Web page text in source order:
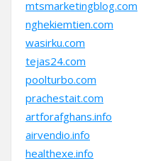
mtsmarketingblog.com
nghekiemtien.com
wasirku.com
tejas24.com
poolturbo.com
prachestait.com
artforafghans.info
airvendio.info
healthexe.info